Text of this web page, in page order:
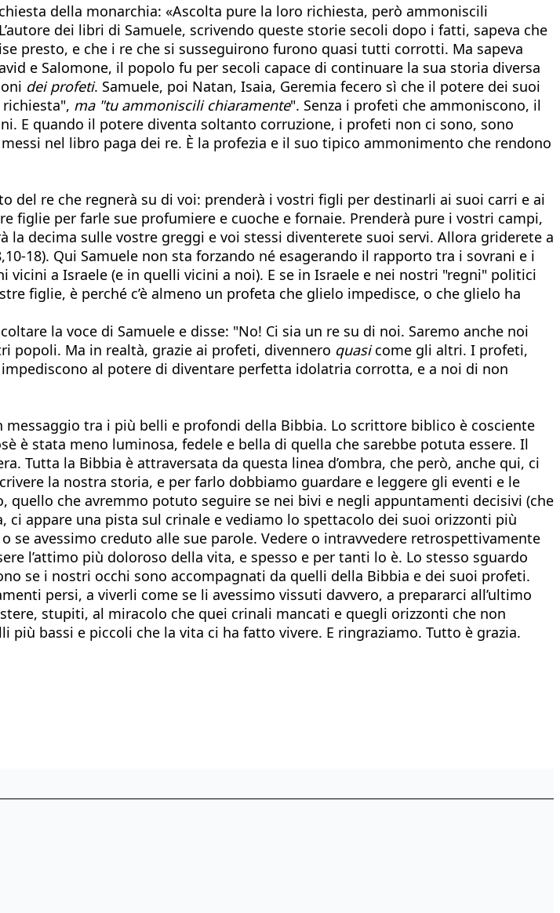
della monarchia: «Ascolta pure la loro richiesta, però ammoniscili
dei libri di Samuele, scrivendo queste storie secoli dopo i fatti, sapeva che
presto, e che i re che si susseguirono furono quasi tutti corrotti. Ma sapeva
e Salomone, il popolo fu per secoli capace di continuare la sua storia diversa
dei profeti. Samuele, poi Natan, Isaia, Geremia fecero sì che il potere dei suoi
ma "tu ammoniscili chiaramente". Senza i profeti che ammoniscono, il
E quando il potere diventa soltanto corruzione, i profeti non ci sono, sono
nel libro paga dei re. È la profezia e il suo tipico ammonimento che rendono
del re che regnerà su di voi: prenderà i vostri figli per destinarli ai suoi carri e ai
figlie per farle sue profumiere e cuoche e fornaie. Prenderà pure i vostri campi,
decima sulle vostre greggi e voi stessi diventerete suoi servi. Allora griderete a
18). Qui Samuele non sta forzando né esagerando il rapporto tra i sovrani e i
a Israele (e in quelli vicini a noi). E se in Israele e nei nostri "regni" politici
figlie, è perché c’è almeno un profeta che glielo impedisce, o che glielo ha
la voce di Samuele e disse: "No! Ci sia un re su di noi. Saremo anche noi
popoli. Ma in realtà, grazie ai profeti, divennero quasicome gli altri. I profeti,
al potere di diventare perfetta idolatria corrotta, e a noi di non
tra i più belli e profondi della Bibbia. Lo scrittore biblico è cosciente
è stata meno luminosa, fedele e bella di quella che sarebbe potuta essere. Il
Tutta la Bibbia è attraversata da questa linea d’ombra, che però, anche qui, ci
la nostra storia, e per farlo dobbiamo guardare e leggere gli eventi e le
quello che avremmo potuto seguire se nei bivi e negli appuntamenti decisivi (che
appare una pista sul crinale e vediamo lo spettacolo dei suoi orizzonti più
avessimo creduto alle sue parole. Vedere o intravvedere retrospettivamente
l’attimo più doloroso della vita, e spesso e per tanti lo è. Lo stesso sguardo
se i nostri occhi sono accompagnati da quelli della Bibbia e dei suoi profeti.
persi, a viverli come se li avessimo vissuti davvero, a prepararci all’ultimo
stupiti, al miracolo che quei crinali mancati e quegli orizzonti che non
bassi e piccoli che la vita ci ha fatto vivere. E ringraziamo. Tutto è grazia.